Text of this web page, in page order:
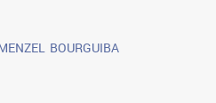
BOURGUIBA